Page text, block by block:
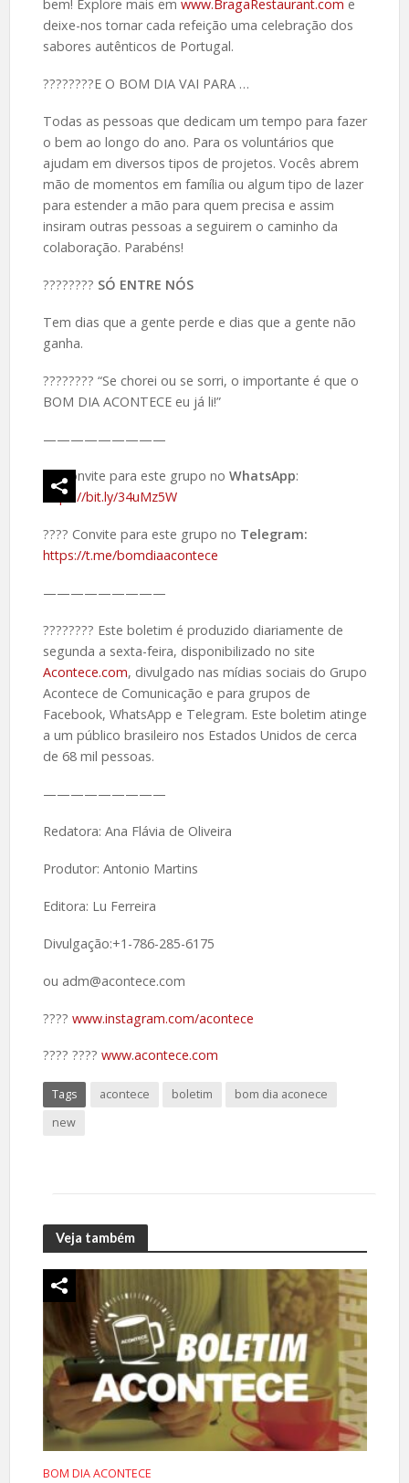
bem! Explore mais em www.BragaRestaurant.com e
deixe-nos tornar cada refeição uma celebração dos
sabores autênticos de Portugal.
????️????E O BOM DIA VAI PARA …
Todas as pessoas que dedicam um tempo para fazer
o bem ao longo do ano. Para os voluntários que
ajudam em diversos tipos de projetos. Vocês abrem
mão de momentos em família ou algum tipo de lazer
para estender a mão para quem precisa e assim
insiram outras pessoas a seguirem o caminho da
colaboração. Parabéns!
????️???? SÓ ENTRE NÓS
Tem dias que a gente perde e dias que a gente não
ganha.
????️???? “Se chorei ou se sorri, o importante é que o
BOM DIA ACONTECE eu já li!”
—————————
Convite para este grupo no WhatsApp:
https://bit.ly/34uMz5W
???? Convite para este grupo no Telegram:
https://t.me/bomdiaacontece
—————————
????️???? Este boletim é produzido diariamente de
segunda a sexta-feira, disponibilizado no site
Acontece.com, divulgado nas mídias sociais do Grupo
Acontece de Comunicação e para grupos de
Facebook, WhatsApp e Telegram. Este boletim atinge
a um público brasileiro nos Estados Unidos de cerca
de 68 mil pessoas.
—————————
Redatora: Ana Flávia de Oliveira
Produtor: Antonio Martins
Editora: Lu Ferreira
Divulgação:+1-786-285-6175
ou adm@acontece.com
????️ www.instagram.com/acontece
????️ ???? www.acontece.com
Tags acontece boletim
bom dia aconece
new
Veja também
BOM DIA ACONTECE